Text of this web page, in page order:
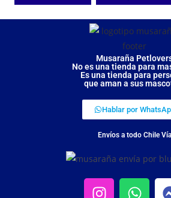
Musaraña
No es una tienda para
Es una tienda para
que aman a sus
Hablar por
Envíos a todo Chile Vía